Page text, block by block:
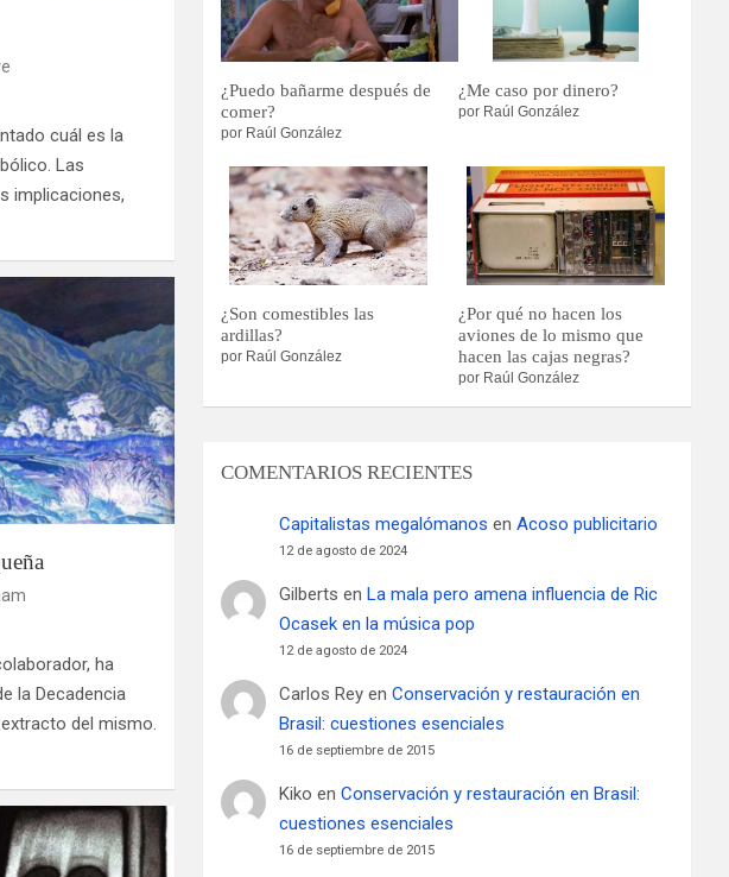
cuál es la
Las
implicaciones,
ha
la Decadencia
del mismo.
¿Puedo bañarme después de
comer?
por Raúl González
¿Me caso por dinero?
por Raúl González
¿Son comestibles las
ardillas?
por Raúl González
¿Por qué no hacen los
aviones de lo mismo que
hacen las cajas negras?
por Raúl González
COMENTARIOS RECIENTES
Capitalistas megalómanos enAcoso publicitario
12 de agosto de 2024
Gilberts en La mala pero amena influencia de Ric
Ocasek en la música pop
12 de agosto de 2024
Carlos Rey enConservación y restauración en
Brasil: cuestiones esenciales
16 de septiembre de 2015
Kiko enConservación y restauración en Brasil:
cuestiones esenciales
16 de septiembre de 2015